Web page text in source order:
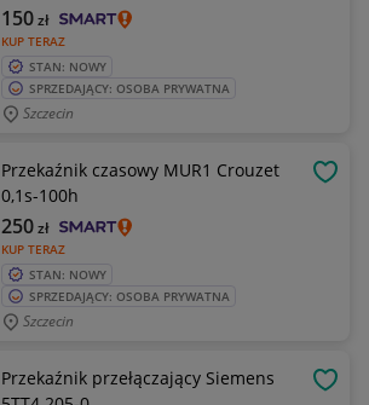
KUP TERAZ
150zł
STAN: NOWY
SPRZEDAJĄCY: OSOBA PRYWATNA
Szczecin
Przekaźnik czasowy MUR1 Crouzet
0,1s-100h
KUP TERAZ
250zł
STAN: NOWY
SPRZEDAJĄCY: OSOBA PRYWATNA
Szczecin
Przekaźnik przełączający Siemens